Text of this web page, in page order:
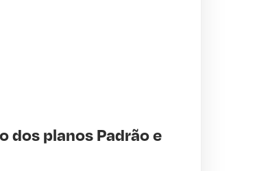
dos planos Padrão e